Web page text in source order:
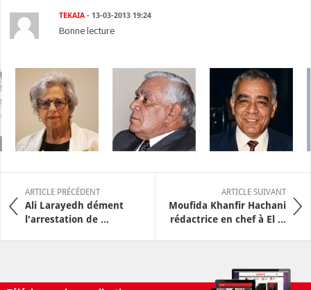
TEKAIA - 13-03-2013 19:24
Bonne lecture
ARTICLE PRÉCÉDENT
Ali Larayedh dément
l'arrestation de ...
ARTICLE SUIVANT
Moufida Khanfir Hachani
rédactrice en chef à El ...